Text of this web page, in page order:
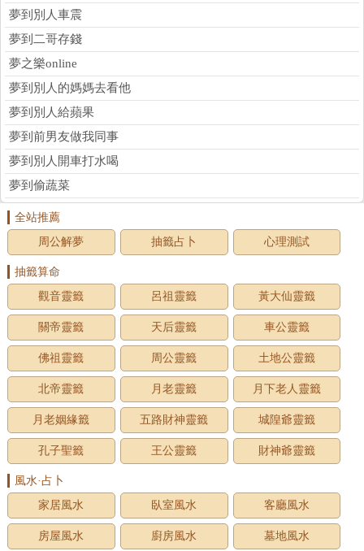
夢到別人車震
夢到二哥存錢
夢之樂online
夢到別人的媽媽去看他
夢到別人給蘋果
夢到前男友做我同事
夢到別人開車打水喝
夢到偷蔬菜
全站推薦
周公解夢
抽籤占卜 心理測試
抽籤算命
觀音靈籤
呂祖靈籤 黃大仙靈籤
關帝靈籤 天后靈籤 車公靈籤
佛祖靈籤 周公靈籤 土地公靈籤
北帝靈籤 月老靈籤 月下老人靈籤
月老姻緣籤 五路財神靈籤 城隍爺靈籤
孔子聖籤 王公靈籤 財神爺靈籤
風水·占卜
家居風水
臥室風水 客廳風水
房屋風水 廚房風水 墓地風水